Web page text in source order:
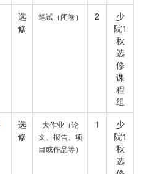
选
修
笔试（闭卷） 2
少
院1
秋
选
修
课
程
组
选
修
大作业（论
文、报告、项
目或作品等）
1
少
院1
秋
选